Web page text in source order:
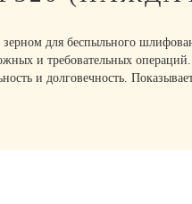
для беспыльного
и требовательных
и долговечность.